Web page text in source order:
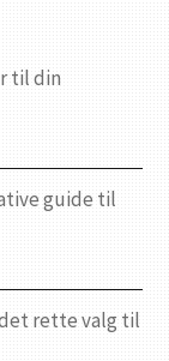
til din
guide til
rette valg til